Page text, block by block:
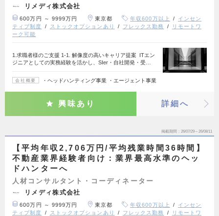
リメディ株式会社
600万円 ～ 9999万円 東京都 年収600万以上
インセン
ティブ制度
ストックオプションあり フレックス勤務
リモートワ
ーク可能
1.求職者様のご支援 1-1. 解像度の高いキャリア提案 ITエン
ジニアとしての実務経験を活かし、SIer・自社開発・受…
会社概要 ・ヘッドハンティング事業 ・エージェント事業
興味あり 詳細へ
掲載期間 26/07/29～26/08/11
【平均年収2,706万円/平均残業時間36時間】
不動産業界経験者向け：業界最高水準のヘッ
ドハンターへ
人材コンサルタント・コーディネーター
リメディ株式会社
600万円 ～ 9999万円 東京都 年収600万以上
インセン
ティブ制度
ストックオプションあり フレックス勤務
リモートワ